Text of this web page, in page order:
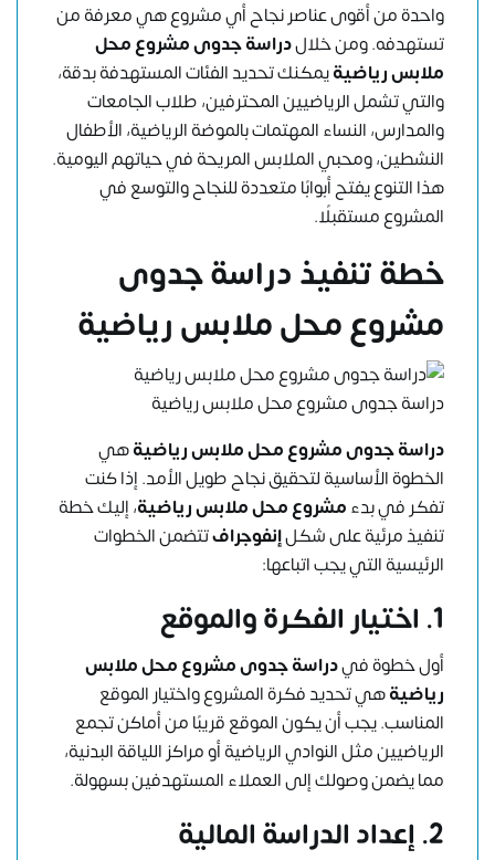
واحدة من أقوى عناصر نجاح أي مشروع هي معرفة من
تستهدفه. ومن خلالدراسة جدوى مشروع محل
ملابس رياضيةيمكنك تحديد الفئات المستهدفة بدقة،
والتي تشمل الرياضيين المحترفين، طلاب الجامعات
والمدارس، النساء المهتمات بالموضة الرياضية، الأطفال
النشطين، ومحبي الملابس المريحة في حياتهم اليومية.
هذا التنوع يفتح أبوابًا متعددة للنجاح والتوسع في
المشروع مستقبلًا.
خطة تنفيذدراسة جدوى
مشروع محل ملابس رياضية
دراسة جدوى مشروع محل ملابس رياضية
دراسة جدوى مشروع محل ملابس رياضيةهي
الخطوة الأساسية لتحقيق نجاح طويل الأمد. إذا كنت
تفكر في بدءمشروع محل ملابس رياضية، إليك خطة
تنفيذ مرئية على شكلإنفوجرافتتضمن الخطوات
الرئيسية التي يجب اتباعها:
1. اختيار الفكرة والموقع
أول خطوة فيدراسة جدوى مشروع محل ملابس
رياضيةهي تحديد فكرة المشروع واختيار الموقع
المناسب. يجب أن يكون الموقع قريبًا من أماكن تجمع
الرياضيين مثل النوادي الرياضية أو مراكز اللياقة البدنية،
مما يضمن وصولك إلى العملاء المستهدفين بسهولة.
2. إعداد الدراسة المالية